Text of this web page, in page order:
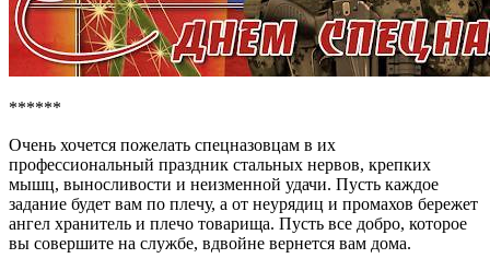
******
Очень хочется пожелать спецназовцам в их
профессиональный праздник стальных нервов, крепких
мышц, выносливости и неизменной удачи. Пусть каждое
задание будет вам по плечу, а от неурядиц и промахов бережет
ангел хранитель и плечо товарища. Пусть все добро, которое
вы совершите на службе, вдвойне вернется вам дома.